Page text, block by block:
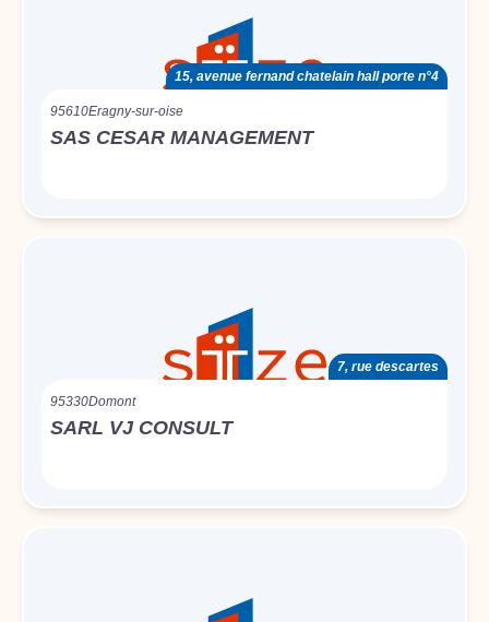
15, avenue fernand chatelain hall porte n°4
95610Eragny-sur-oise
SAS CESAR MANAGEMENT
7, rue descartes
95330Domont
SARL VJ CONSULT